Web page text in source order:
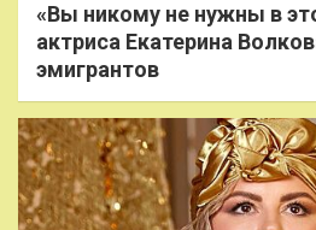
«Вы никому не нужны в
актриса Екатерина
эмигрантов